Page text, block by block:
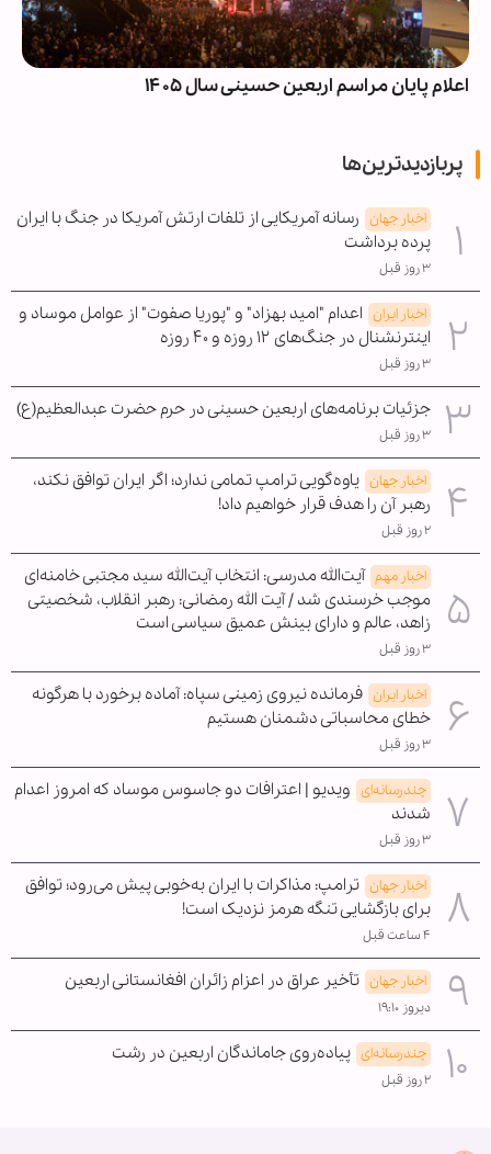
اعلام پایان مراسم اربعین حسینی سال ۱۴۰۵
پربازدیدترین‌ها
اخبار جهان رسانه آمریکایی از تلفات ارتش آمریکا در جنگ با ایران
پرده برداشت
۳ روز قبل
اخبار ایران اعدام "امید بهزاد" و "پوریا صفوت" از عوامل موساد و
اینترنشنال در جنگ‌های ۱۲ روزه و ۴۰ روزه
۳ روز قبل
جزئیات برنامه‌های اربعین حسینی در حرم حضرت عبدالعظیم(ع)
۳ روز قبل
اخبار جهان یاوه‌گویی ترامپ تمامی ندارد؛ اگر ایران توافق نکند،
رهبر آن را هدف قرار خواهیم داد!
۲ روز قبل
اخبار مهم آیت‌الله مدرسی: انتخاب آیت‌الله سید مجتبی خامنه‌ای
موجب خرسندی شد / آیت الله رمضانی: رهبر انقلاب، شخصیتی
زاهد، عالم و دارای بینش عمیق سیاسی است
۳ روز قبل
اخبار ایران فرمانده نیروی زمینی سپاه: آماده برخورد با هرگونه
خطای محاسباتی دشمنان هستیم
۳ روز قبل
چندرسانه‌ای ویدیو | اعترافات دو جاسوس موساد که امروز اعدام
شدند
۳ روز قبل
اخبار جهان ترامپ: مذاکرات با ایران به‌خوبی پیش می‌رود؛ توافق
برای بازگشایی تنگه هرمز نزدیک است!
۴ ساعت قبل
اخبار جهان تأخیر عراق در اعزام زائران افغانستانی اربعین
دیروز ۱۹:۱۰
چندرسانه‌ای پیاده‌روی جاماندگان اربعین در رشت
۲ روز قبل